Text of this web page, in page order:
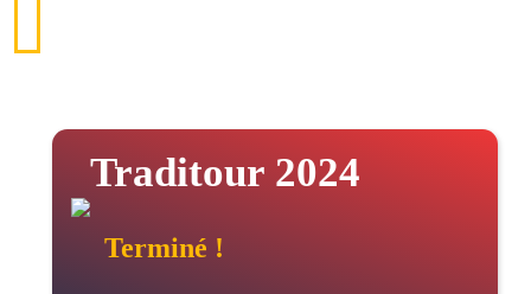
Traditour 2024
Terminé !